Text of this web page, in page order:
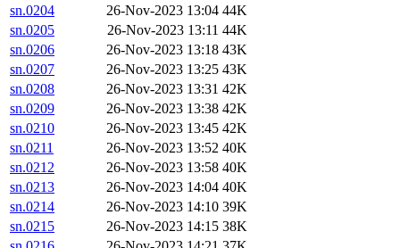
sn.0204
26-Nov-2023 13:04 44K
sn.0205
26-Nov-2023 13:11 44K
sn.0206
26-Nov-2023 13:18 43K
sn.0207
26-Nov-2023 13:25 43K
sn.0208
26-Nov-2023 13:31 42K
sn.0209
26-Nov-2023 13:38 42K
sn.0210
26-Nov-2023 13:45 42K
sn.0211
26-Nov-2023 13:52 40K
sn.0212
26-Nov-2023 13:58 40K
sn.0213
26-Nov-2023 14:04 40K
sn.0214
26-Nov-2023 14:10 39K
sn.0215
26-Nov-2023 14:15 38K